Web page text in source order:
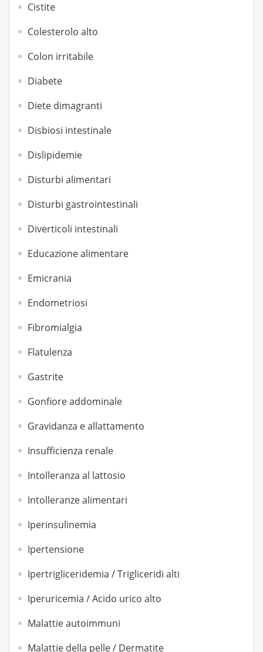
Cistite
Colesterolo alto
Colon irritabile
Diabete
Diete dimagranti
Disbiosi intestinale
Dislipidemie
Disturbi alimentari
Disturbi gastrointestinali
Diverticoli intestinali
Educazione alimentare
Emicrania
Endometriosi
Fibromialgia
Flatulenza
Gastrite
Gonfiore addominale
Gravidanza e allattamento
Insufficienza renale
Intolleranza al lattosio
Intolleranze alimentari
Iperinsulinemia
Ipertensione
Ipertrigliceridemia / Trigliceridi alti
Iperuricemia / Acido urico alto
Malattie autoimmuni
Malattie della pelle / Dermatite